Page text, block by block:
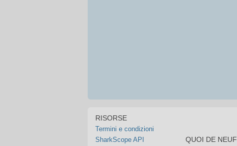
RISORSE
Termini e condizioni
SharkScope API
QUOI DE NEUF